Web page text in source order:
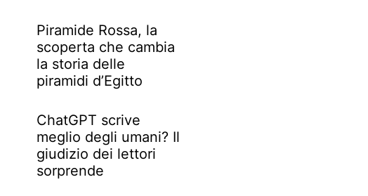
Piramide Rossa, la
scoperta che cambia
la storia delle
piramidi d’Egitto
ChatGPT scrive
meglio degli umani? Il
giudizio dei lettori
sorprende